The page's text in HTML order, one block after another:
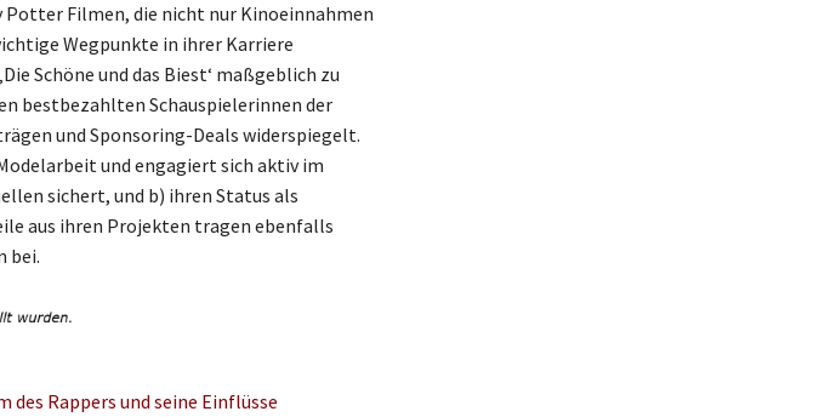
Filmen, die nicht nur Kinoeinnahmen
Wegpunkte in ihrer Karriere
Schöne und das Biest‘ maßgeblich zu
bestbezahlten Schauspielerinnen der
und Sponsoring-Deals widerspiegelt.
und engagiert sich aktiv im
sichert, und b) ihren Status als
aus ihren Projekten tragen ebenfalls
bei.
des Rappers und seine Einflüsse